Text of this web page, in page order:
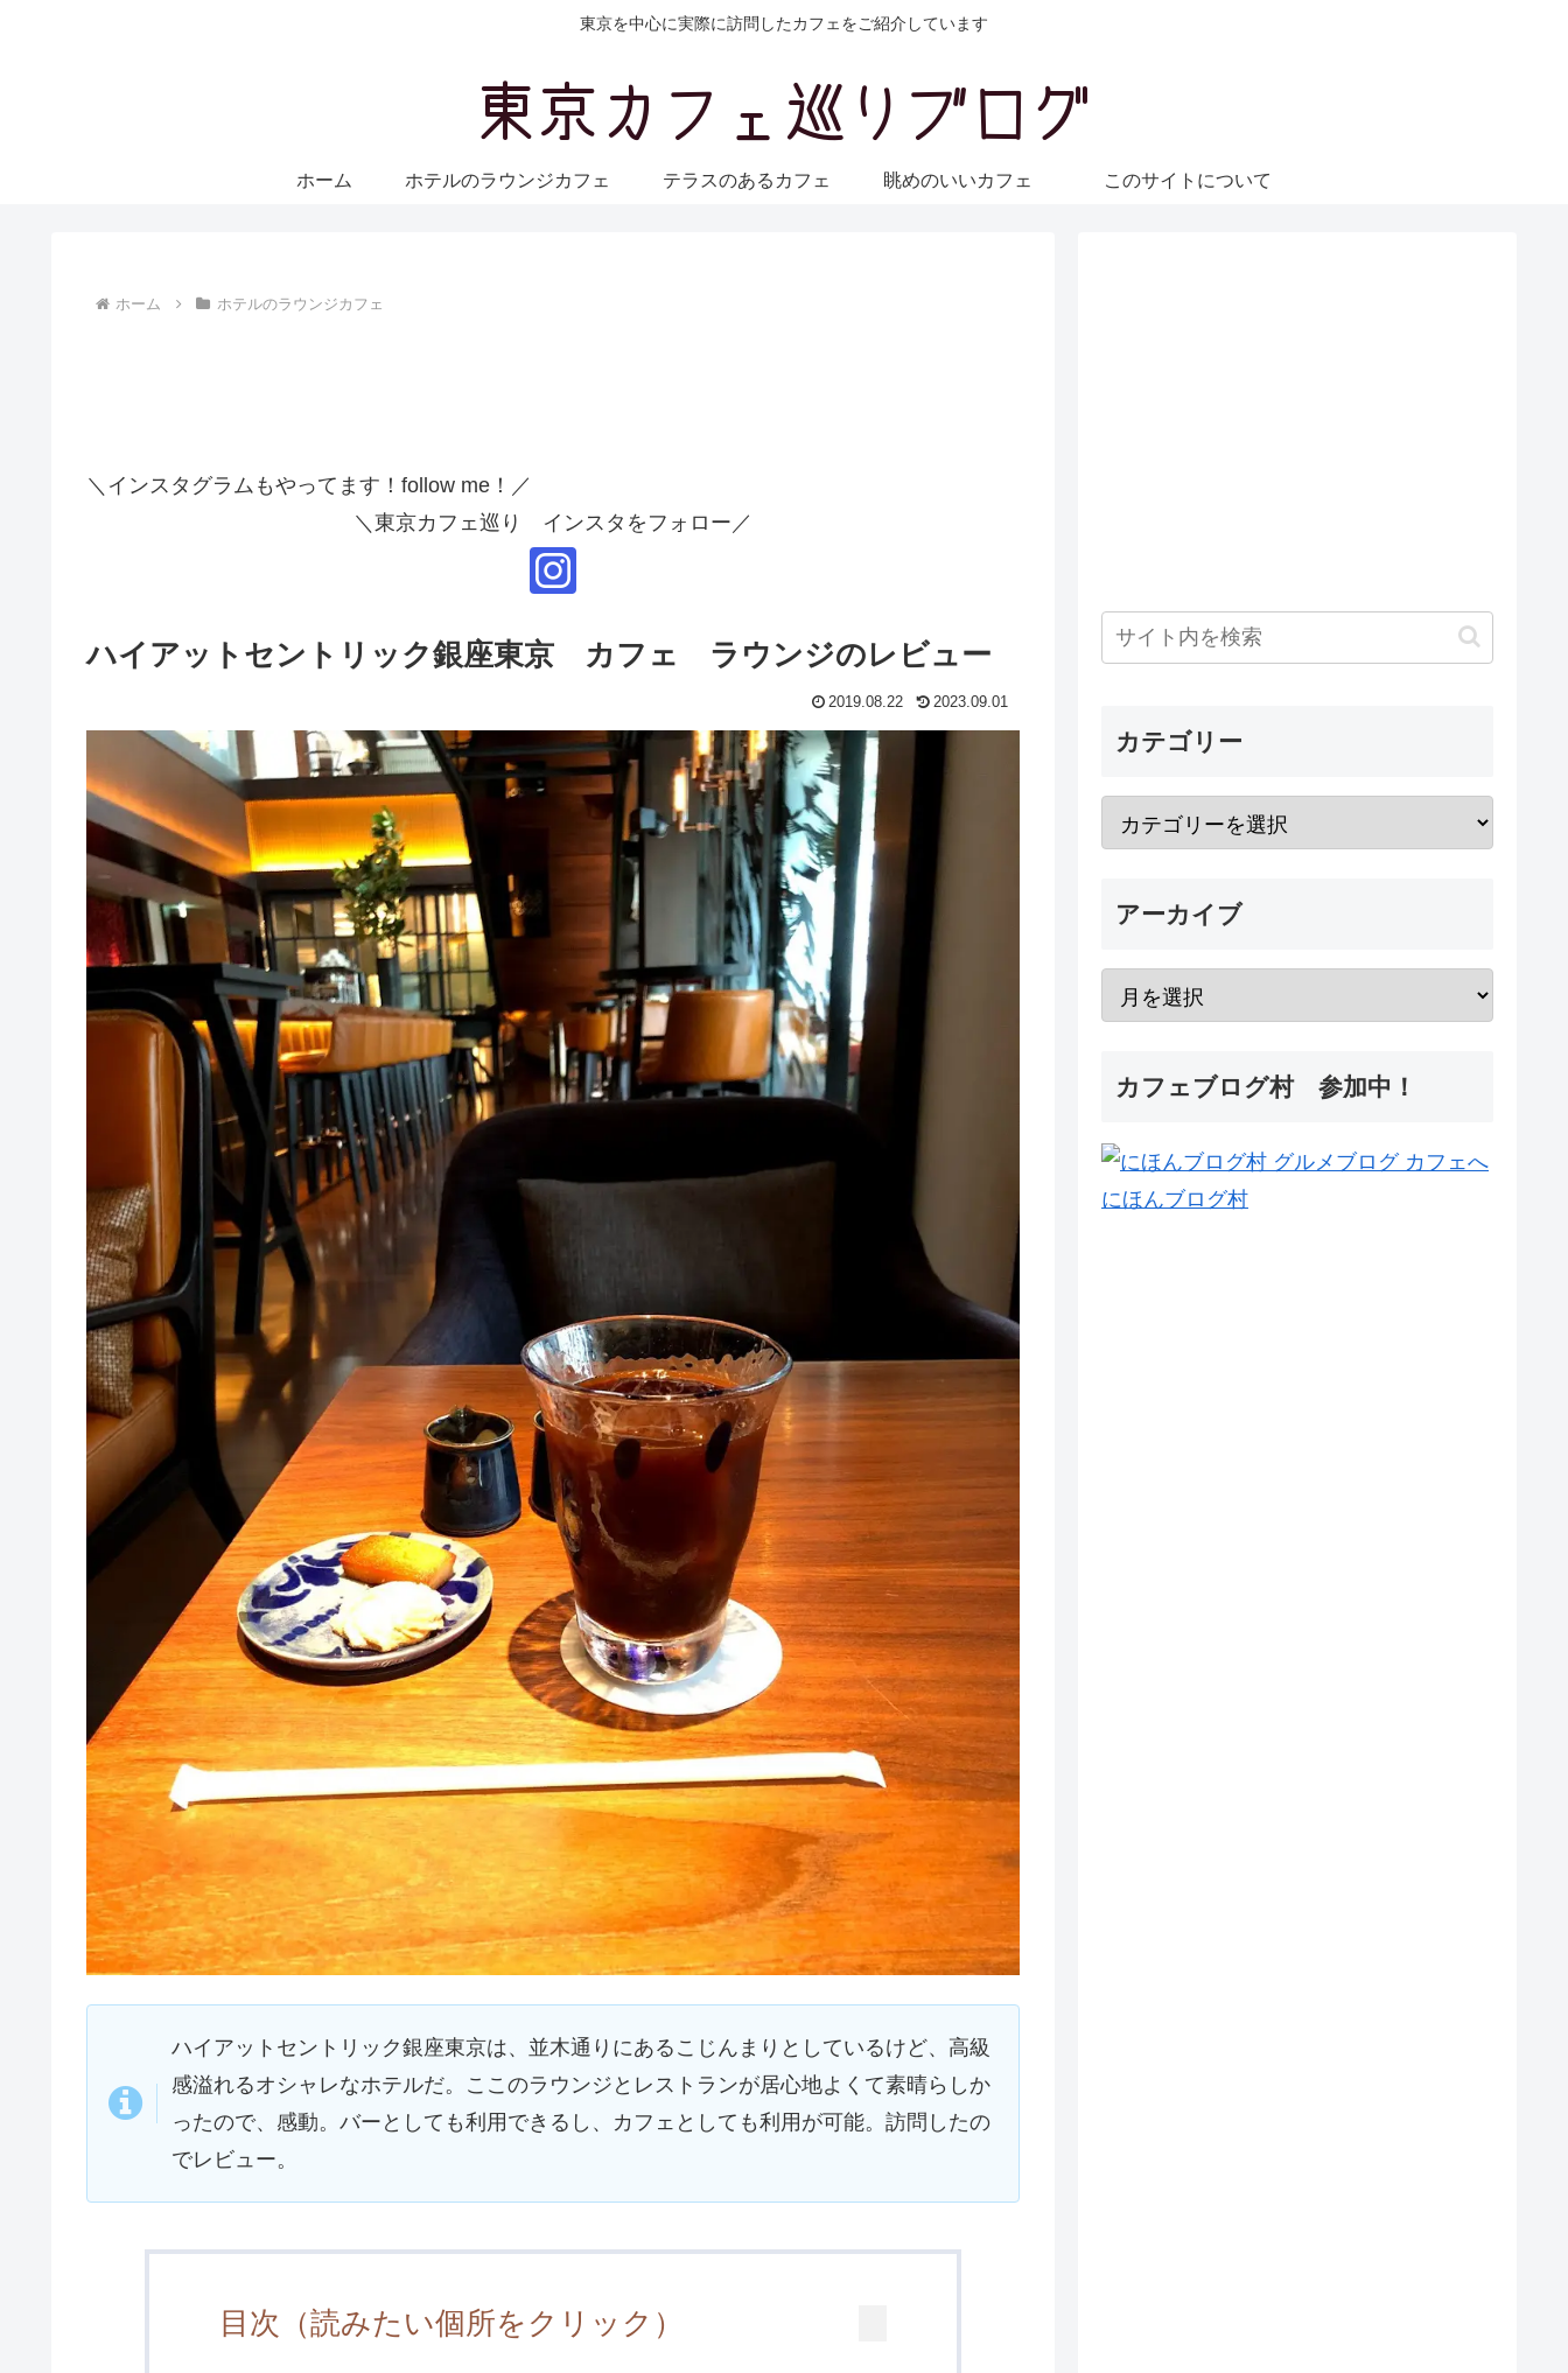
東京を中心に実際に訪問したカフェをご紹介しています
ホーム ホテルのラウンジカフェ テラスのあるカフェ 眺めのいいカフェ このサイトについて
ホーム ホテルのラウンジカフェ
＼インスタグラムもやってます！follow me！／
＼東京カフェ巡り インスタをフォロー／
ハイアットセントリック銀座東京 カフェ ラウンジのレビュー
2019.08.22 2023.09.01
ハイアットセントリック銀座東京は、並木通りにあるこじんまりとしているけど、高級
感溢れるオシャレなホテルだ。ここのラウンジとレストランが居心地よくて素晴らしか
ったので、感動。バーとしても利用できるし、カフェとしても利用が可能。訪問したの
でレビュー。
目次（読みたい個所をクリック）
カテゴリー
アーカイブ
カフェブログ村 参加中！
にほんブログ村